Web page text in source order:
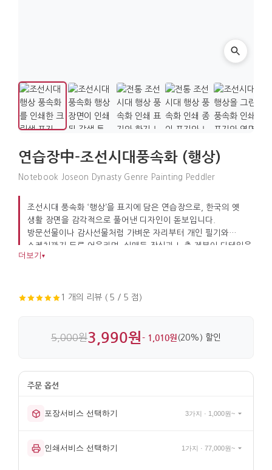
연습장中-조선시대풍속화 (행상)
Notebook Joseon Dynasty Genre Painting Peddler
조선시대 풍속화 ‘행상’을 표지에 담은 연습장으로, 한국의 옛
생활 장면을 감각적으로 풀어낸 디자인이 돋보입니다.
방문선물이나 감사선물처럼 가벼운 자리부터 개인 필기와
스케치까지 두루 어울리며, 실매듭 장식과 노출 제본이 디테일을
살려줍니다. 종이와 실 제본으로 만들어 실사용에도 부담이
더보기 ▾
1 개의 리뷰 ( 5 / 5 점)
5,000원3,990원- 1,010원 (20%) 할인
포장서비스 선택하기 3가지 · 1,000원~
인쇄서비스 선택하기 1가지 · 77,000원~